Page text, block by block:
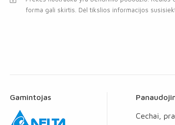
forma gali skirtis. Dėl tikslios informacijos
Gamintojas
Cechai,